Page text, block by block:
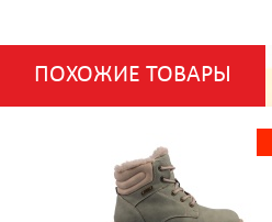
ПОХОЖИЕ ТОВАРЫ